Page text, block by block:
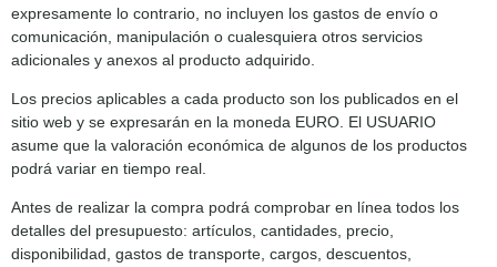
expresamente lo contrario, no incluyen los gastos de envío o
comunicación, manipulación o cualesquiera otros servicios
adicionales y anexos al producto adquirido.
Los precios aplicables a cada producto son los publicados en el
sitio web y se expresarán en la moneda EURO. El USUARIO
asume que la valoración económica de algunos de los productos
podrá variar en tiempo real.
Antes de realizar la compra podrá comprobar en línea todos los
detalles del presupuesto: artículos, cantidades, precio,
disponibilidad, gastos de transporte, cargos, descuentos,